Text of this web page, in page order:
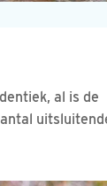
al is de